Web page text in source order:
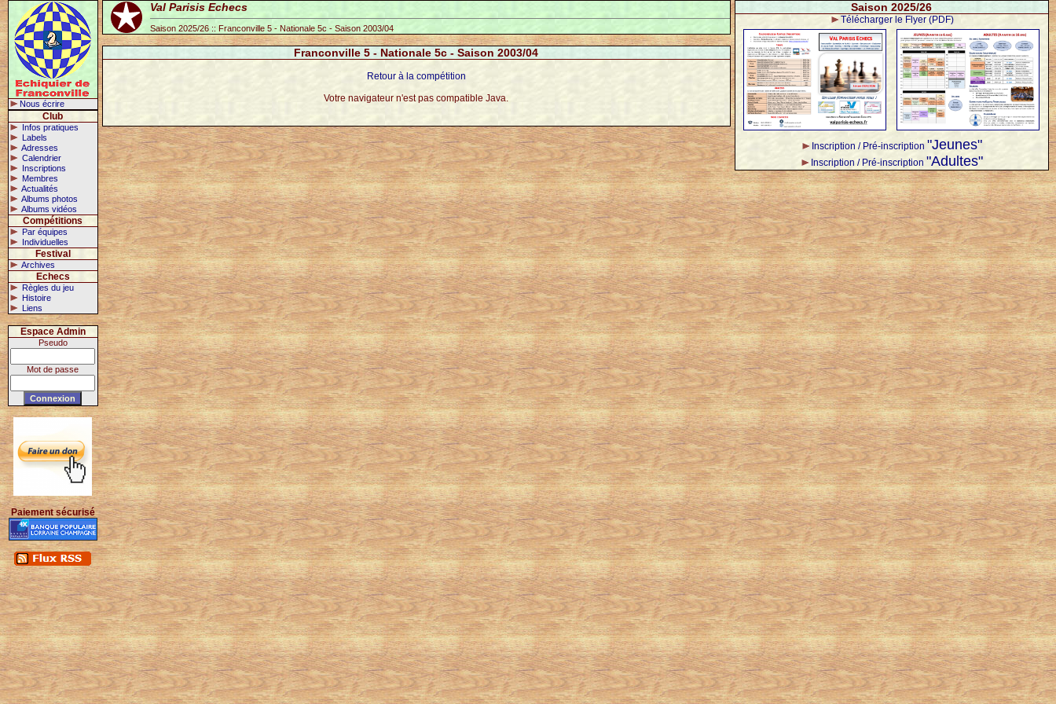
Nous écrire
Club
Infos pratiques
Labels
Adresses
Calendrier
Inscriptions
Membres
Actualités
Albums photos
Albums vidéos
Compétitions
Par équipes
Individuelles
Festival
Archives
Echecs
Règles du jeu
Histoire
Liens
Espace Admin
Pseudo
Mot de passe
Paiement sécurisé
Val Parisis Echecs
Saison 2025/26 :: Franconville 5 - Nationale 5c - Saison 2003/04
Franconville 5 - Nationale 5c - Saison 2003/04
Retour à la compétition
Votre navigateur n'est pas compatible Java.
Saison 2025/26
Télécharger le Flyer (PDF)
Inscription / Pré-inscription "Jeunes"
Inscription / Pré-inscription "Adultes"